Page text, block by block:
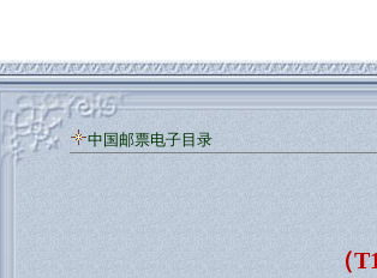
中国邮票电子目录
（